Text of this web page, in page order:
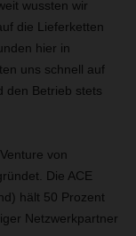
wussten wir
die Lieferketten
hier in
uns schnell auf
den Betrieb stets
von
Die ACE
hält 50 Prozent
Netzwerkpartner